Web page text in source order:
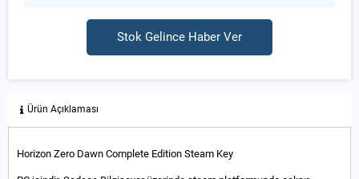
Stok Gelince Haber Ver
Ürün Açıklaması
Horizon Zero Dawn Complete Edition Steam Key